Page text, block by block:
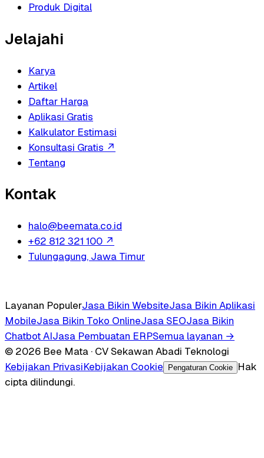
Produk Digital
Jelajahi
Karya
Artikel
Daftar Harga
Aplikasi Gratis
Kalkulator Estimasi
Konsultasi Gratis ↗
Tentang
Kontak
halo@beemata.co.id
+62 812 321 100 ↗
Tulungagung, Jawa Timur
Layanan PopulerJasa Bikin WebsiteJasa Bikin Aplikasi
MobileJasa Bikin Toko OnlineJasa SEOJasa Bikin
Chatbot AIJasa Pembuatan ERPSemua layanan →
© 2026 Bee Mata · CV Sekawan Abadi Teknologi
Kebijakan PrivasiKebijakan Cookie Pengaturan Cookie
Hak
cipta dilindungi.